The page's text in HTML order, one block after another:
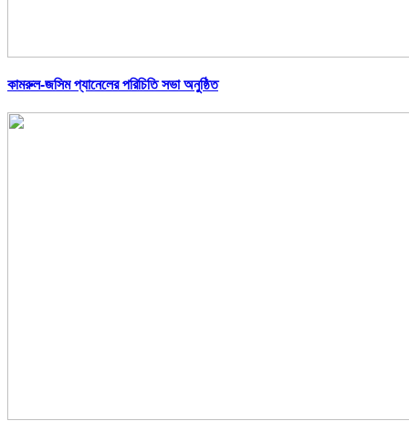
কামরুল-জসিম প্যানেলের পরিচিতি সভা অনুষ্ঠিত